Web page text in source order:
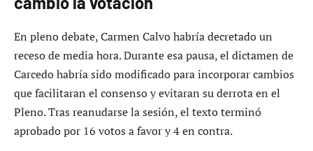
En pleno debate, Carmen Calvo habría decretado un
receso de media hora. Durante esa pausa, el dictamen de
Carcedo habría sido modificado para incorporar cambios
que facilitaran el consenso y evitaran su derrota en el
Pleno. Tras reanudarse la sesión, el texto terminó
aprobado por 16 votos a favor y 4 en contra.